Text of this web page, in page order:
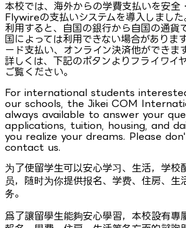
本校では、海外からの学費支払いを安全
Flywireの支払いシステムを導入しました
利用すると、自国の銀行から自国の通貨
国によっては利用できない場合がありま
ード支払い、オンライン決済他ができます
詳しくは、下記のボタンよりフライワイ
ご覧ください。
For international students
our schools, the Jikei COM
always available to answer your
applications, tuition, housing, and
you realize your dreams. Please
contact us.
为了使留学生可以安心学习、生活，学校
员，随时为你提供报名、学费、住房、生
务。
爲了讓留學生能夠安心學習，本校設有專